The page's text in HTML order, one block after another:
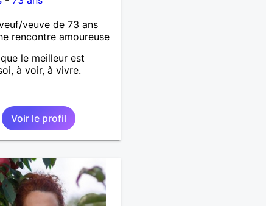
veuve de 73 ans
rencontre amoureuse
le meilleur est
à voir, à vivre.
Voir le profil